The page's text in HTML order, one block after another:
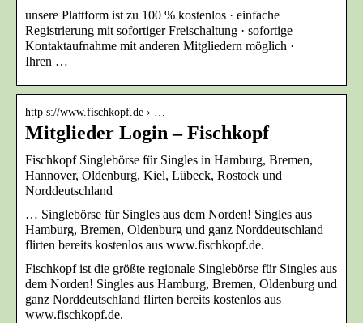
unsere Plattform ist zu 100 % kostenlos · einfache
Registrierung mit sofortiger Freischaltung · sofortige
Kontaktaufnahme mit anderen Mitgliedern möglich ·
Ihren …
http s://www.fischkopf.de › …
Mitglieder Login – Fischkopf
Fischkopf Singlebörse für Singles in Hamburg, Bremen,
Hannover, Oldenburg, Kiel, Lübeck, Rostock und
Norddeutschland
… Singlebörse für Singles aus dem Norden! Singles aus
Hamburg, Bremen, Oldenburg und ganz Norddeutschland
flirten bereits kostenlos aus www.fischkopf.de.
Fischkopf ist die größte regionale Singlebörse für Singles aus
dem Norden! Singles aus Hamburg, Bremen, Oldenburg und
ganz Norddeutschland flirten bereits kostenlos aus
www.fischkopf.de.